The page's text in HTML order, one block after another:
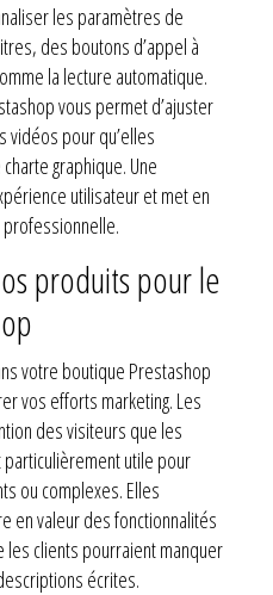
les paramètres de
des boutons d’appel à
la lecture automatique.
vous permet d’ajuster
vidéos pour qu’elles
graphique. Une
utilisateur et met en
produits pour le
votre boutique Prestashop
vos efforts marketing. Les
des visiteurs que les
utile pour
ou complexes. Elles
en valeur des fonctionnalités
clients pourraient manquer
écrites.